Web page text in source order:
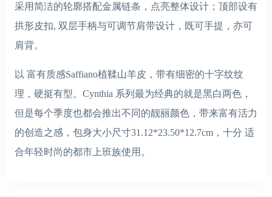
采用简洁的轮廓搭配金属链条，点亮整体设计；顶部设有
拱形皮扣, 双层手柄与可调节肩带设计，既可手提，亦可
肩背。
以 富有质感Saffiano植鞣山羊皮，带有细密的十字纹纹
理，硬挺有型。Cynthia 系列最为经典的就是黑白两色，
但是每个季度也都会推出不同的靓丽颜色，带来富有活力
的创造之感，包身大小尺寸31.12*23.50*12.7cm，十分 适
合年轻时尚的都市上班族使用。